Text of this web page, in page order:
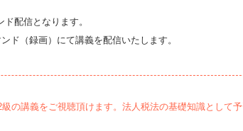
配信となります。
ド（録画）にて講義を配信いたします。
の講義をご視聴頂けます。法人税法の基礎知識として